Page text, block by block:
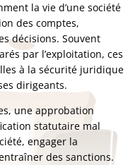
la vie d’une société
des comptes,
décisions. Souvent
par l’exploitation, ces
à la sécurité juridique
dirigeants.
une approbation
statutaire mal
engager la
des sanctions.